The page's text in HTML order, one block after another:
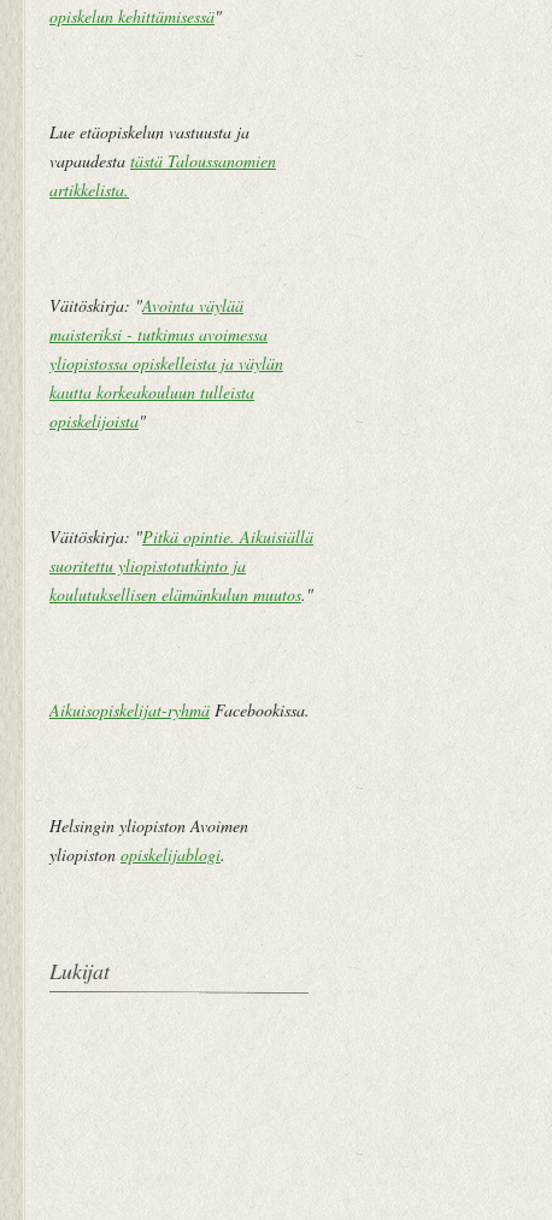
opiskelun kehittämisessä"
Lue etäopiskelun vastuusta ja
vapaudesta tästä Taloussanomien
artikkelista.
Väitöskirja: "Avointa väylää
maisteriksi - tutkimus avoimessa
yliopistossa opiskelleista ja väylän
kautta korkeakouluun tulleista
opiskelijoista"
Väitöskirja: "Pitkä opintie. Aikuisiällä
suoritettu yliopistotutkinto ja
koulutuksellisen elämänkulun muutos."
Aikuisopiskelijat-ryhmä Facebookissa.
Helsingin yliopiston Avoimen
yliopiston opiskelijablogi.
Lukijat